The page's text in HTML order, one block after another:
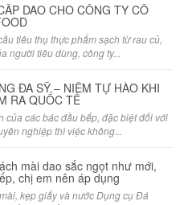
DAO CHO CÔNG TY CỔ
tiêu thụ thực phẩm sạch từ rau củ,
người tiêu dùng, công ty...
ĐA SỸ – NIỀM TỰ HÀO KHI
RA QUỐC TẾ
của các bác đầu bếp, đặc biệt đối với
nghiệp thì việc không...
mài dao sắc ngọt như mới,
chị em nên áp dụng
kẹp giấy và nước Dụng cụ Đá